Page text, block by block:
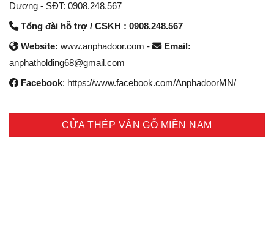
Dương - SĐT: 0908.248.567
Tổng đài hỗ trợ / CSKH : 0908.248.567
Website: www.anphadoor.com -
Email:
anphatholding68@gmail.com
Facebook: https://www.facebook.com/AnphadoorMN/
CỬA THÉP VÂN GỖ MIỀN NAM